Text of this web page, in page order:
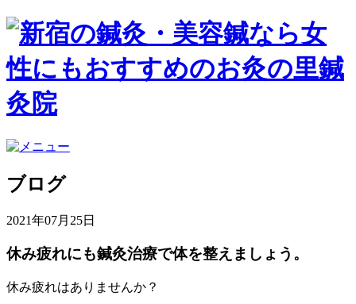
ブログ
2021年07月25日
休み疲れにも鍼灸治療で体を整えましょう。
休み疲れはありませんか？